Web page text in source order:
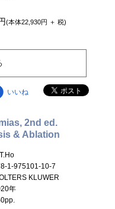
(本体22,930円 ＋ 税)
いいね
2nd ed.
& Ablation
1-975101-10-7
KLUWER
年